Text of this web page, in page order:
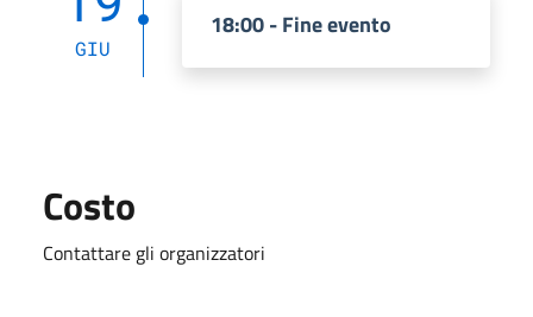
GIU
18:00 - Fine evento
Costo
Contattare gli organizzatori